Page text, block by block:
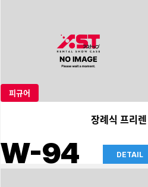
피규어
장례식 프리렌
W-94 DETAIL